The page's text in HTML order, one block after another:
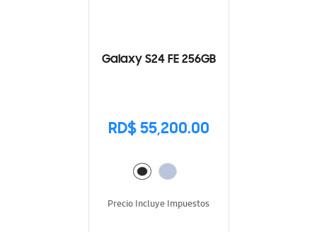
Galaxy S24 FE 256GB
RD$ 55,200.00
Precio Incluye Impuestos